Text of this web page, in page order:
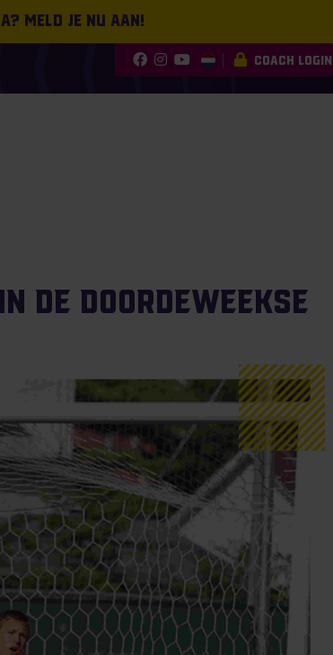
Meld je nu aan!
COACH LOGIN
de doordeweekse